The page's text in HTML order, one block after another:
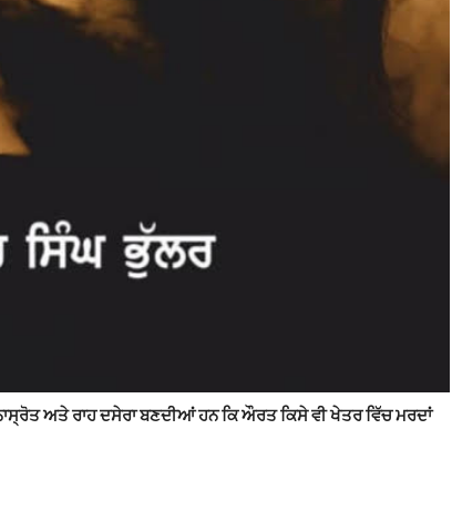
ਅਤੇ ਰਾਹ ਦਸੇਰਾ ਬਣਦੀਆਂ ਹਨ ਕਿ ਔਰਤ ਕਿਸੇ ਵੀ ਖੇਤਰ ਵਿੱਚ ਮਰਦਾਂ